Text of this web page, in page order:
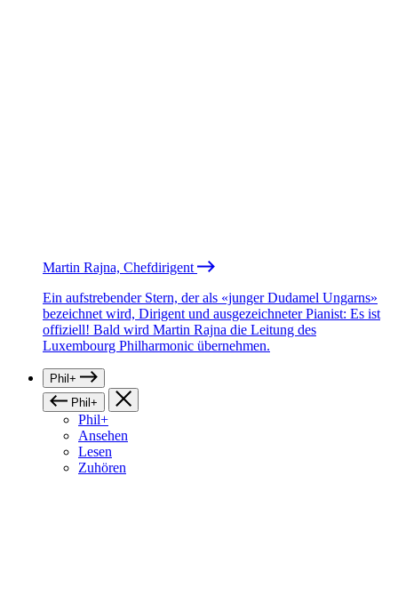
Martin Rajna, Chefdirigent
Ein aufstrebender Stern, der als «junger Dudamel Ungarns»
bezeichnet wird, Dirigent und ausgezeichneter Pianist: Es ist
offiziell! Bald wird Martin Rajna die Leitung des
Luxembourg Philharmonic übernehmen.
Phil+
Phil+
Phil+
Ansehen
Lesen
Zuhören